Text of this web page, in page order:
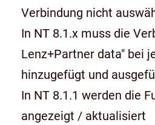
Verbindung nicht
In NT 8.1.x muss die
Lenz+Partner data" bei
hinzugefügt und
In NT 8.1.1 werden die
angezeigt / aktualisiert